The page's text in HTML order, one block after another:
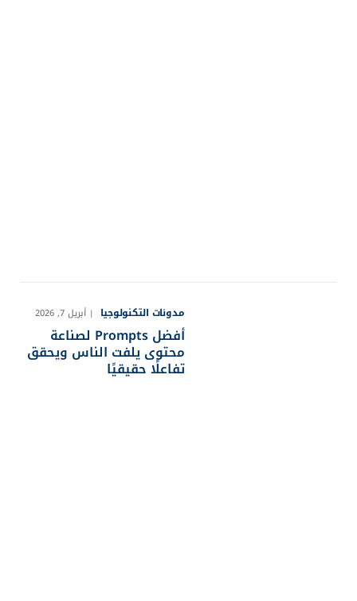
مدونات التكنولوجيا أبريل 7, 2026
أفضل Prompts لصناعة
محتوى يلفت الناس ويحقق
تفاعلًا حقيقيًا